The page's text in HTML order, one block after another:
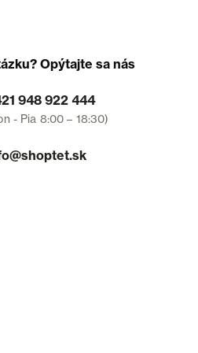
Opýtajte sa nás
948 922 444
- Pia 8:00 – 18:30)